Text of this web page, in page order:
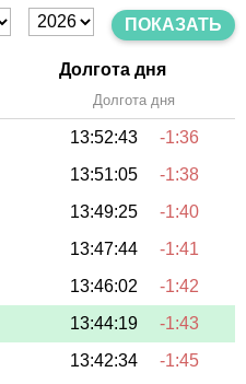
ПОКАЗАТЬ
Долгота дня
Долгота дня
13:52:43
-1:36
13:51:05
-1:38
13:49:25
-1:40
13:47:44
-1:41
13:46:02
-1:42
13:44:19
-1:43
13:42:34
-1:45